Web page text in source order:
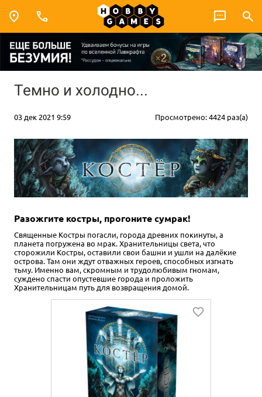
Темно и холодно...
03 дек 2021 9:59 Просмотрено: 4424 раз(а)
Разожгите костры, прогоните сумрак!
Священные Костры погасли, города древних покинуты, а
планета погружена во мрак. Хранительницы света, что
сторожили Костры, оставили свои башни и ушли на далёкие
острова. Там они ждут отважных героев, способных изгнать
тьму. Именно вам, скромным и трудолюбивым гномам,
суждено спасти опустевшие города и проложить
Хранительницам путь для возвращения домой.